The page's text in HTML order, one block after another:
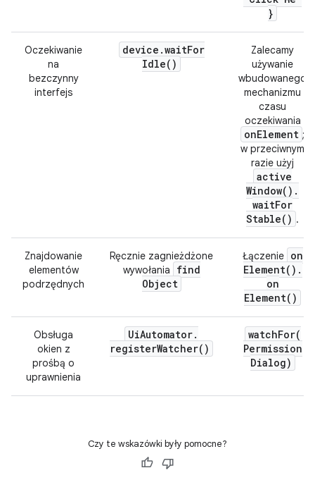
}
Oczekiwanie
na
bezczynny
interfejs
device .waitFor
Idle( )
Zalecamy
używanie
wbudowanego
mechanizmu
czasu
oczekiwania
onElement ;
w przeciwnym
razie użyj
active
Window( ) .
waitFor
Stable( ) .
Znajdowanie
elementów
podrzędnych
Ręcznie zagnieżdżone
wywołania
find
Object
Łączenie on
Element( ) .
on
Element( )
Obsługa
okien z
prośbą o
uprawnienia
UiAutomator.
registerWatcher( )
watchFor(
Permission
Dialog)
Czy te wskazówki były pomocne?